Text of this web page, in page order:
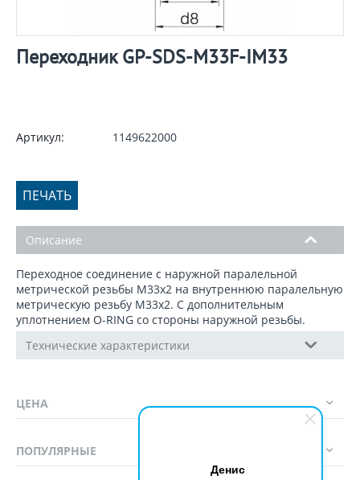
Денис
Переходник GP-SDS-M33F-IM33
Артикул: 1149622000
ПЕЧАТЬ
Описание
Переходное соединение с наружной паралельной
метрической резьбы M33x2 на внутреннюю паралельную
метрическую резьбу M33x2. C дополнительным
уплотнением O-RING со стороны наружной резьбы.
Технические характеристики
ЦЕНА
ПОПУЛЯРНЫЕ